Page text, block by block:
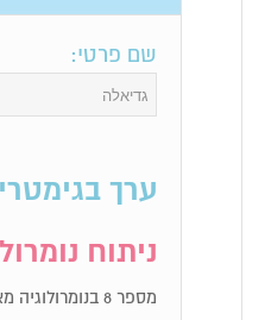
שם פרטי:
ערך
ניתוח
מספר 8